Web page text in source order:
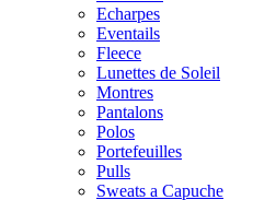
Echarpes
Eventails
Fleece
Lunettes de Soleil
Montres
Pantalons
Polos
Portefeuilles
Pulls
Sweats a Capuche